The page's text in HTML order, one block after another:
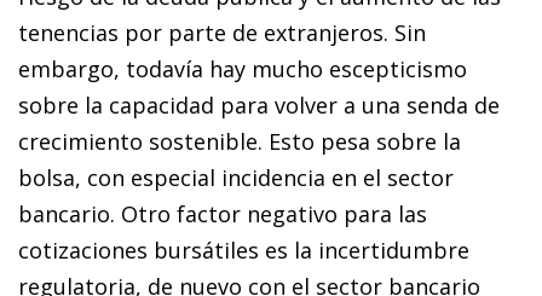
tenencias por parte de extranjeros. Sin
embargo, todavía hay mucho escepticismo
sobre la capacidad para volver a una senda de
crecimiento sostenible. Esto pesa sobre la
bolsa, con es­­pecial incidencia en el sector
bancario. Otro factor negativo para las
cotizaciones bursátiles es la incertidumbre
regulatoria, de nuevo con el sector bancario